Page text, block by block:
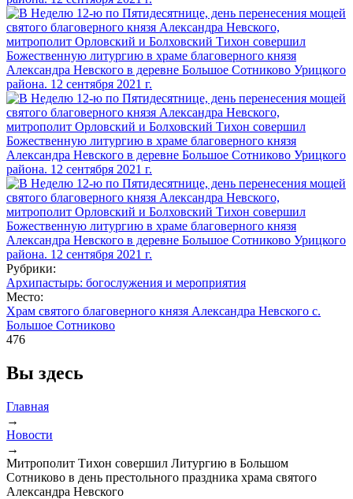
Рубрики:
Архипастырь: богослужения и мероприятия
Место:
Храм святого благоверного князя Александра Невского с.
Большое Сотниково
476
Вы здесь
Главная
→
Новости
→
Митрополит Тихон совершил Литургию в Большом
Сотниково в день престольного праздника храма святого
Александра Невского